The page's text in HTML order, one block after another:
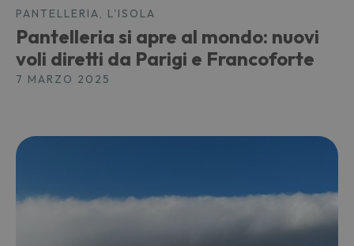
PANTELLERIA, L'ISOLA
Pantelleria si apre al mondo: nuovi
voli diretti da Parigi e Francoforte
7 MARZO 2025